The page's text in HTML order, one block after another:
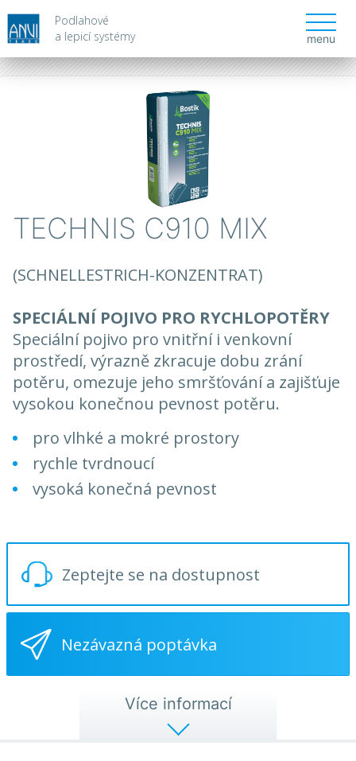
Podlahové
a lepicí systémy
menu
TECHNIS C910 MIX
(SCHNELLESTRICH-KONZENTRAT)
SPECIÁLNÍ POJIVO PRO RYCHLOPOTĚRY
Speciální pojivo pro vnitřní i venkovní
prostředí, výrazně zkracuje dobu zrání
potěru, omezuje jeho smršťování a zajišťuje
vysokou konečnou pevnost potěru.
pro vlhké a mokré prostory
rychle tvrdnoucí
vysoká konečná pevnost
Zeptejte se na dostupnost
Nezávazná poptávka
Více informací